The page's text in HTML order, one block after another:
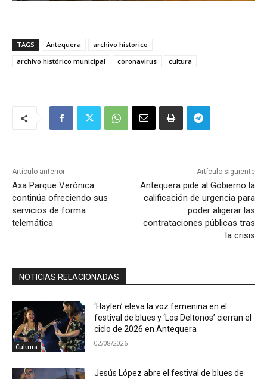
TAGS Antequera
archivo historico
archivo histórico municipal
coronavirus cultura
Artículo anterior
Axa Parque Verónica
continúa ofreciendo sus
servicios de forma
telemática
Artículo siguiente
Antequera pide al Gobierno la
calificación de urgencia para
poder aligerar las
contrataciones públicas tras
la crisis
NOTICIAS RELACIONADAS
Cultura
‘Haylen’ eleva la voz femenina en el
festival de blues y ‘Los Deltonos’ cierran el
ciclo de 2026 en Antequera
02/08/2026
Jesús López abre el festival de blues de